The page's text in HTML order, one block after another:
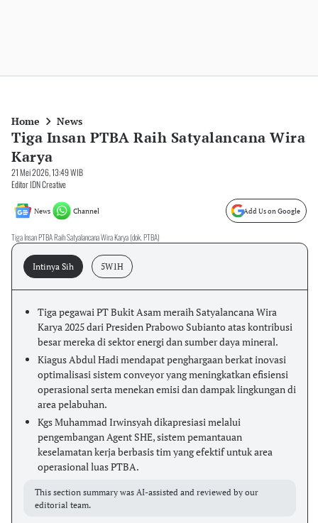
Home News
Tiga Insan PTBA Raih Satyalancana Wira
Karya
21 Mei 2026, 13:49 WIB
Editor IDN Creative
News Channel Add Us on Google
Tiga Insan PTBA Raih Satyalancana Wira Karya (dok. PTBA)
Intinya Sih 5W1H
Tiga pegawai PT Bukit Asam meraih Satyalancana Wira
Karya 2025 dari Presiden Prabowo Subianto atas kontribusi
besar mereka di sektor energi dan sumber daya mineral.
Kiagus Abdul Hadi mendapat penghargaan berkat inovasi
optimalisasi sistem conveyor yang meningkatkan efisiensi
operasional serta menekan emisi dan dampak lingkungan di
area pelabuhan.
Kgs Muhammad Irwinsyah dikapresiasi melalui
pengembangan Agent SHE, sistem pemantauan
keselamatan kerja berbasis tim yang efektif untuk area
operasional luas PTBA.
This section summary was AI-assisted and reviewed by our
editorial team.